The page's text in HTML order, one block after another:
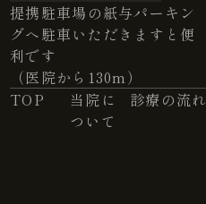
提携駐車場の紙与パーキン
グへ駐車いただきますと便
利です
（医院から130m）
TOP
当院に
ついて
診療の流れ